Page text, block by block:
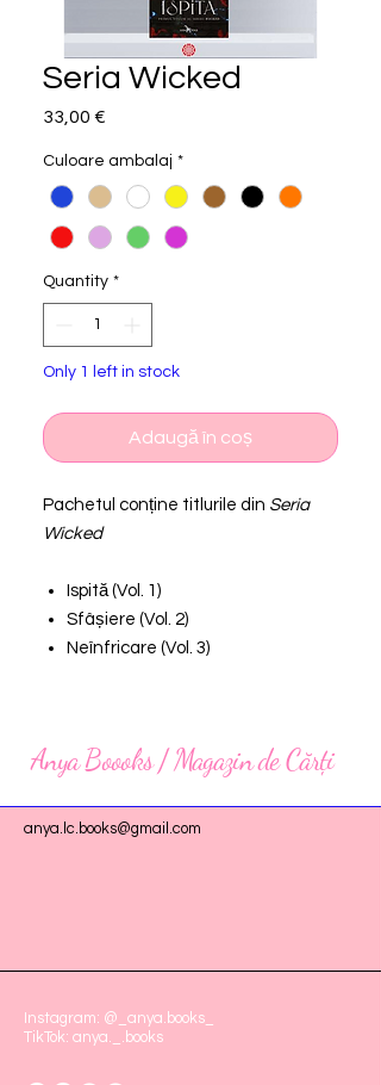
Seria Wicked
33,00 €
Culoare ambalaj *
Quantity *
Only 1 left in stock
Adaugă în coș
Pachetul conține titlurile din Seria
Wicked
Ispită (Vol. 1)
Sfâșiere (Vol. 2)
Neînfricare (Vol. 3)
Anya Boooks / Magazin de Cărți
anya.lc.books@gmail.com
Instagram: @_anya.books_
TikTok: anya._.books